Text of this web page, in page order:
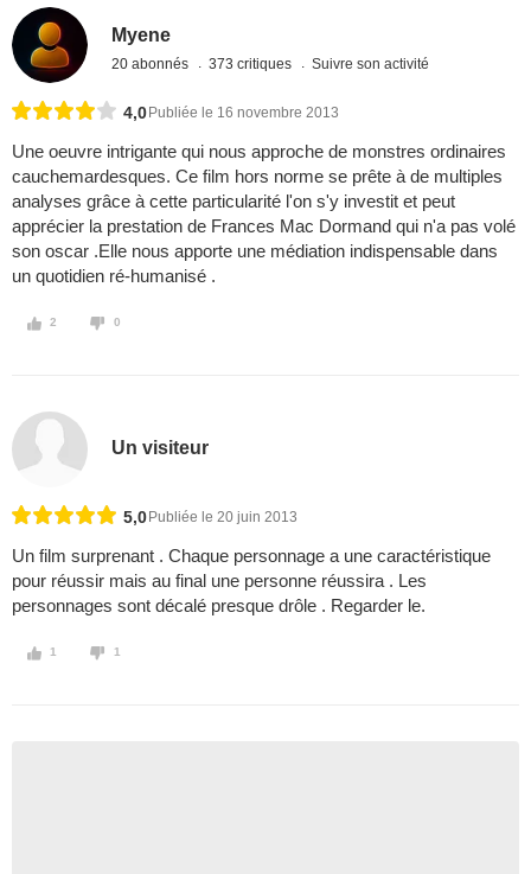
Myene
20 abonnés 373 critiques Suivre son activité
4,0 Publiée le 16 novembre 2013
Une oeuvre intrigante qui nous approche de monstres ordinaires
cauchemardesques. Ce film hors norme se prête à de multiples
analyses grâce à cette particularité l'on s'y investit et peut
apprécier la prestation de Frances Mac Dormand qui n'a pas volé
son oscar .Elle nous apporte une médiation indispensable dans
un quotidien ré-humanisé .
2 0
Un visiteur
5,0 Publiée le 20 juin 2013
Un film surprenant . Chaque personnage a une caractéristique
pour réussir mais au final une personne réussira . Les
personnages sont décalé presque drôle . Regarder le.
1 1